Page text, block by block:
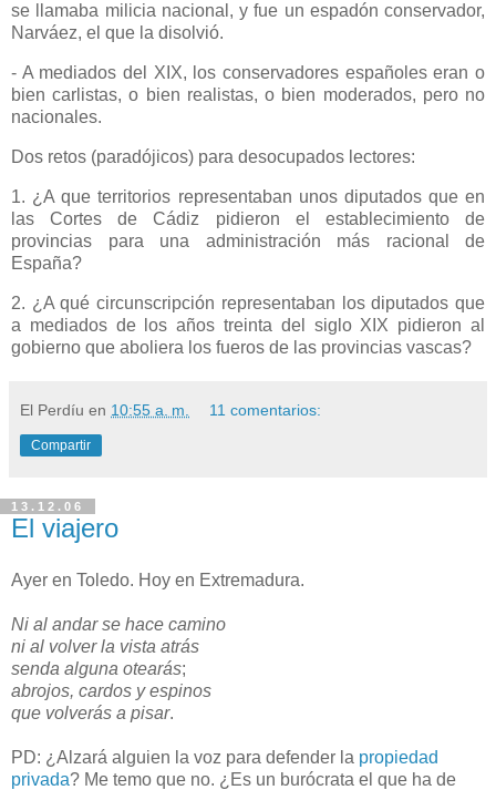
se llamaba milicia nacional, y fue un espadón conservador,
Narváez, el que la disolvió.
- A mediados del XIX, los conservadores españoles eran o
bien carlistas, o bien realistas, o bien moderados, pero no
nacionales.
Dos retos (paradójicos) para desocupados lectores:
1. ¿A que territorios representaban unos diputados que en
las Cortes de Cádiz pidieron el establecimiento de
provincias para una administración más racional de
España?
2. ¿A qué circunscripción representaban los diputados que
a mediados de los años treinta del siglo XIX pidieron al
gobierno que aboliera los fueros de las provincias vascas?
El Perdíu en 10:55 a. m. 11 comentarios:
Compartir
13.12.06
El viajero
Ayer en Toledo. Hoy en Extremadura.
Ni al andar se hace camino
ni al volver la vista atrás
senda alguna otearás;
abrojos, cardos y espinos
que volverás a pisar.
PD: ¿Alzará alguien la voz para defender la propiedad
privada? Me temo que no. ¿Es un burócrata el que ha de